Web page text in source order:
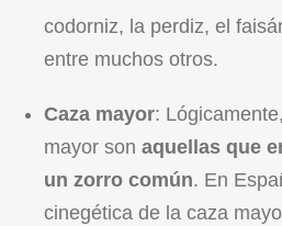
codorniz, la perdiz, el
entre muchos otros.
Caza mayor:
mayor son aquellas que
un zorro común. En
cinegética de la caza